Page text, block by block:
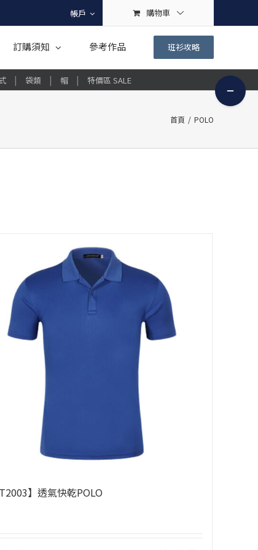
帳戶 購物車
訂購須知 參考作品 班衫攻略
Toggle
Sliding
Bar
| 袋類 | 帽 | 特價區 SALE
首頁 / POLO
】透氣快乾POLO